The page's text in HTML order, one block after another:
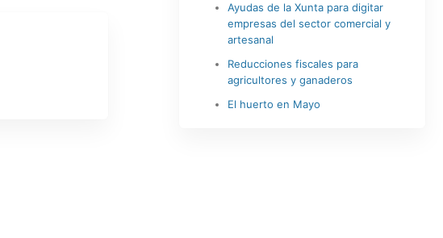
Ayudas de la Xunta para digitar
empresas del sector comercial y
artesanal
Reducciones fiscales para
agricultores y ganaderos
El huerto en Mayo